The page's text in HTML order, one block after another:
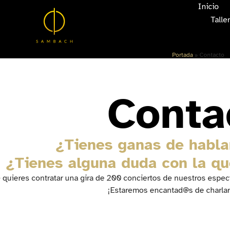
Inicio
Portada» Contacto
¿Tienes ganas de
¿Tienes alguna duda con la
contratar una gira de 200 conciertos de nuestros
¡Estaremos encantad@s de